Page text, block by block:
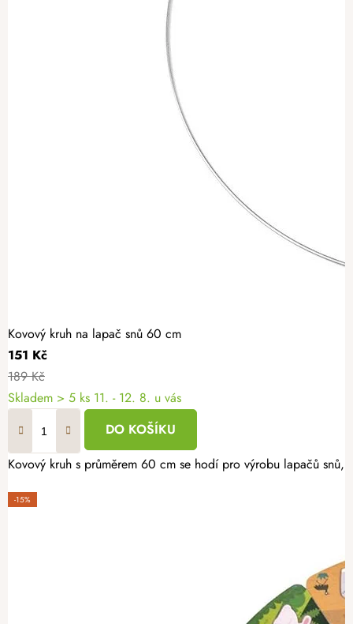
Kovový kruh na lapač snů 60 cm
151 Kč
189 Kč
Skladem > 5 ks 11. - 12. 8. u vás
DO KOŠÍKU
Kovový kruh s průměrem 60 cm se hodí pro výrobu lapačů
-15%